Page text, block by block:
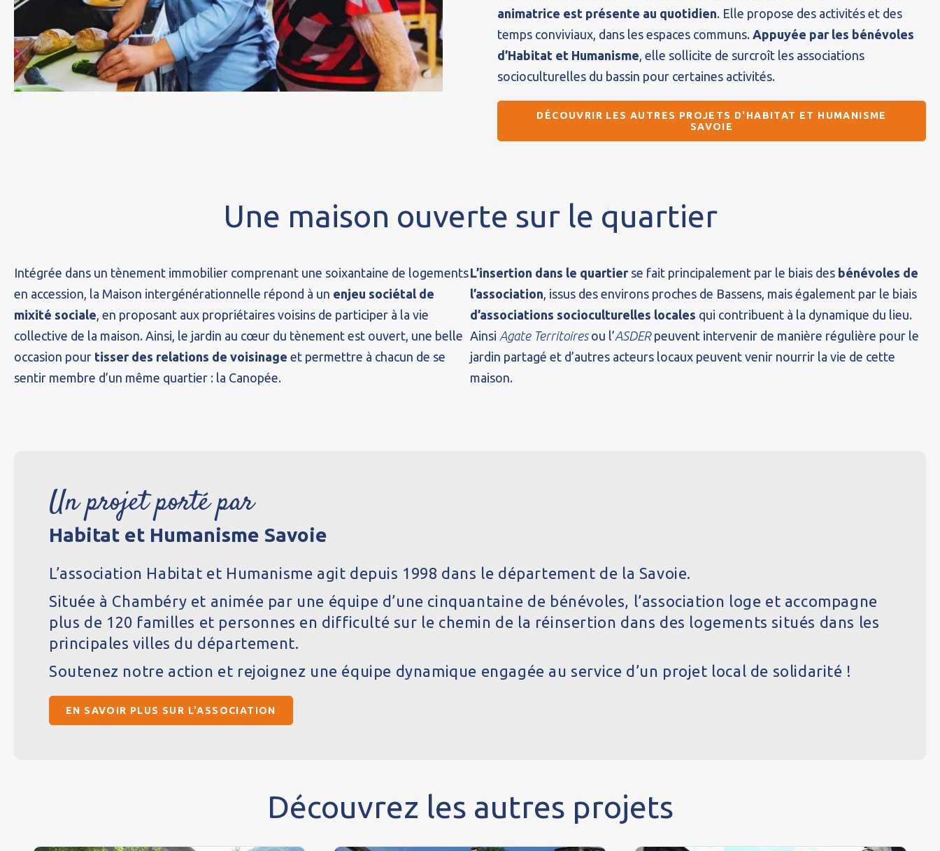
animatrice est présente au quotidien. Elle propose des activités et des
temps conviviaux, dans les espaces communs.Appuyée par les bénévoles
d’Habitat et Humanisme, elle sollicite de surcroît les associations
socioculturelles du bassin pour certaines activités.
DÉCOUVRIR LES AUTRES PROJETS D'HABITAT ET HUMANISME
SAVOIE
Une maison ouverte sur le quartier
Intégrée dans un tènement immobilier comprenant une soixantaine de logements
en accession, la Maison intergénérationnelle répond à un enjeu sociétal de
mixité sociale, en proposant aux propriétaires voisins de participer à la vie
collective de la maison. Ainsi, le jardin au cœur du tènement est ouvert, une belle
occasion pour tisser des relations de voisinage et permettre à chacun de se
sentir membre d’un même quartier : la Canopée.
L’insertion dans le quartier se fait principalement par le biais des bénévoles de
l’association, issus des environs proches de Bassens, mais également par le biais
d’associations socioculturelles locales qui contribuent à la dynamique du lieu.
Ainsi Agate Territoiresou l’ASDERpeuvent intervenir de manière régulière pour le
jardin partagé et d’autres acteurs locaux peuvent venir nourrir la vie de cette
maison.
Un projet porté par
Habitat et Humanisme Savoie
L’association Habitat et Humanisme agit depuis 1998 dans le département de la Savoie.
Située à Chambéry et animée par une équipe d’une cinquantaine de bénévoles, l’association loge et accompagne
plus de 120 familles et personnes en difficulté sur le chemin de la réinsertion dans des logements situés dans les
principales villes du département.
Soutenez notre action et rejoignez une équipe dynamique engagée au service d’un projet local de solidarité !
EN SAVOIR PLUS SUR L'ASSOCIATION
Découvrez les autres projets